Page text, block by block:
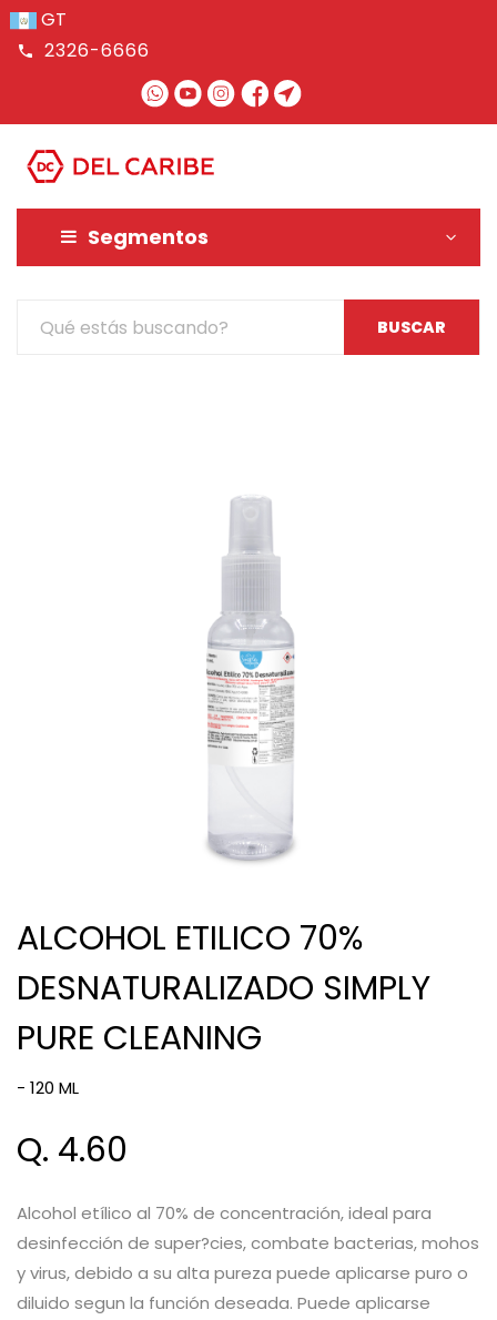
GT
2326-6666
Segmentos
BUSCAR
ALCOHOL ETILICO 70%
DESNATURALIZADO SIMPLY
PURE CLEANING
- 120 ML
Q. 4.60
Alcohol etílico al 70% de concentración, ideal para
desinfección de super?cies, combate bacterias, mohos
y virus, debido a su alta pureza puede aplicarse puro o
diluido segun la función deseada. Puede aplicarse